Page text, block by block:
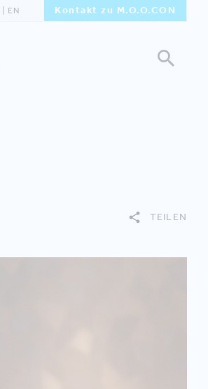
EN Kontakt zu M.O.O.CON
TEILEN